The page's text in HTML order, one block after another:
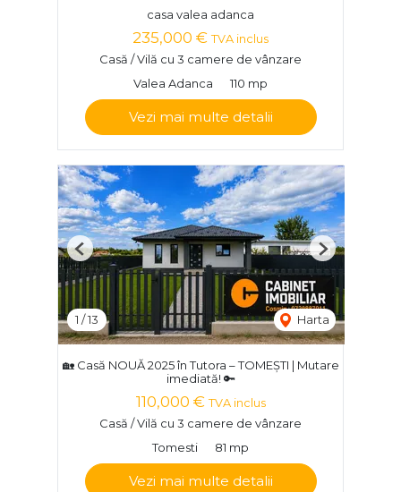
casa valea adanca
235,000 € TVA inclus
Casă / Vilă cu 3 camere de vânzare
Valea Adanca
110 mp
Vezi mai multe detalii
1 /13 Harta
Previous Next
🏡 Casă NOUĂ 2025 în Tutora – TOMEȘTI | Mutare
imediată! 🔑
110,000 € TVA inclus
Casă / Vilă cu 3 camere de vânzare
Tomesti
81 mp
Vezi mai multe detalii